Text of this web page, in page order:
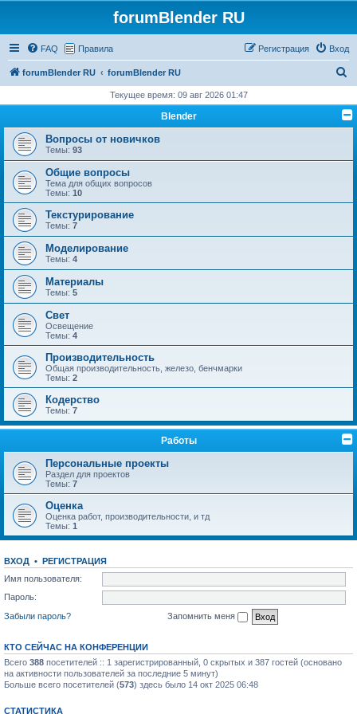
forumBlender RU
FAQ Правила Вход
Регистрация
forumBlender RU forumBlender RU
и
с
Текущее время: 09 авг 2026 01:47
Blender
Вопросы от новичков
Темы: 93
Общие вопросы
Тема для общих вопросов
Темы: 10
Текстурирование
Темы: 7
Моделирование
Темы: 4
Материалы
Темы: 5
Свет
Освещение
Темы: 4
Производительность
Общая производительность, железо, бенчмарки
Темы: 2
Кодерство
Темы: 7
Работы
Персональные проекты
Раздел для проектов
Темы: 7
Оценка
Оценка работ, производительности, и тд
Темы: 1
ВХОД • РЕГИСТРАЦИЯ
Имя пользователя:
Пароль:
Забыли пароль?
Запомнить меня
КТО СЕЙЧАС НА КОНФЕРЕНЦИИ
Всего 388 посетителей :: 1 зарегистрированный, 0 скрытых и 387 гостей (основано
на активности пользователей за последние 5 минут)
Больше всего посетителей (573) здесь было 14 окт 2025 06:48
СТАТИСТИКА